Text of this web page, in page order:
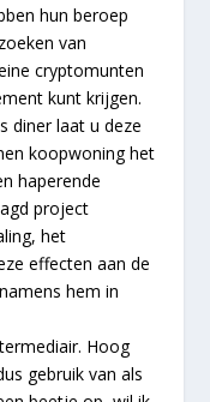
hun beroep
van
cryptomunten
kunt krijgen.
diner laat u deze
koopwoning het
haperende
project
het
effecten aan de
hem in
Hoog
gebruik van als